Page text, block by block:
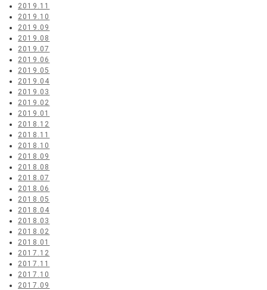
2019.11
2019.10
2019.09
2019.08
2019.07
2019.06
2019.05
2019.04
2019.03
2019.02
2019.01
2018.12
2018.11
2018.10
2018.09
2018.08
2018.07
2018.06
2018.05
2018.04
2018.03
2018.02
2018.01
2017.12
2017.11
2017.10
2017.09